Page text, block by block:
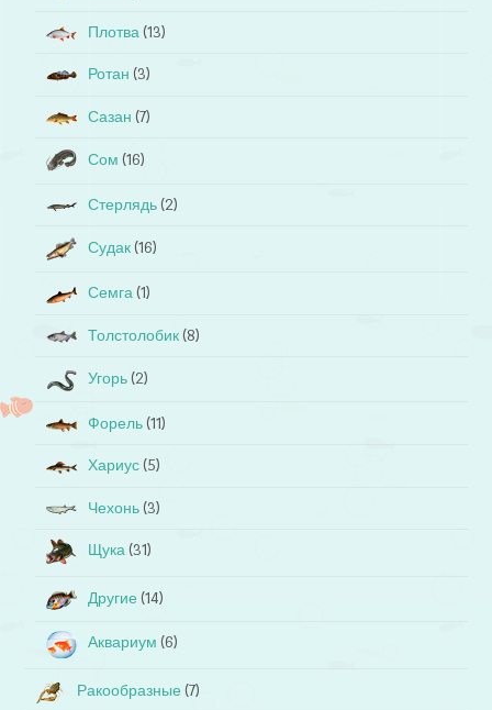
Плотва (13)
Ротан (3)
Сазан (7)
Сом (16)
Стерлядь (2)
Судак (16)
Семга (1)
Толстолобик (8)
Угорь (2)
Форель (11)
Хариус (5)
Чехонь (3)
Щука (31)
Другие (14)
Аквариум (6)
Ракообразные (7)